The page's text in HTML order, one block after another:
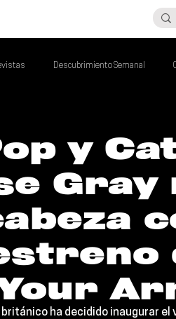
Descubrimiento Semanal
Mexa Semanal Álbumes de la
y
Gray
ha decidido inaugurar el